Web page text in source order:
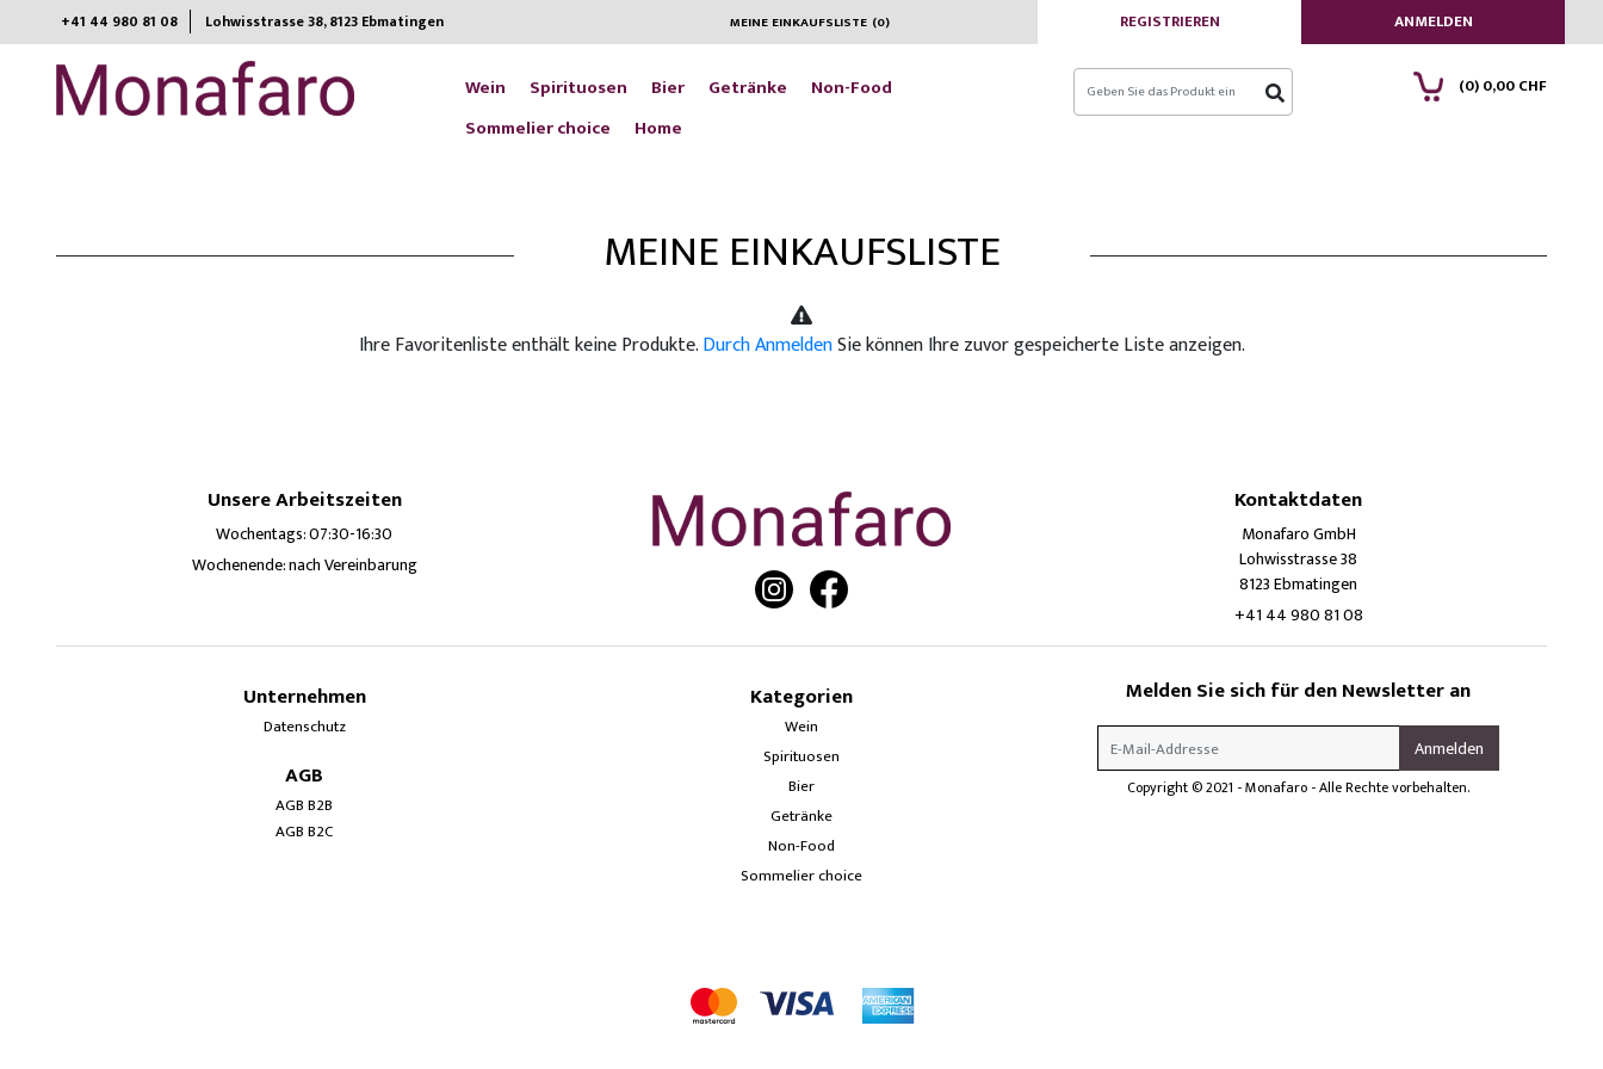
+41 44 980 81 08 Lohwisstrasse 38, 8123 Ebmatingen​ MEINE EINKAUFSLISTE (0) REGISTRIEREN ANMELDEN
Wein Spirituosen Bier Getränke
Non-Food
Sommelier choice
Home
(0)0,00 CHF
MEINE EINKAUFSLISTE
Ihre Favoritenliste enthält keine Produkte.Durch AnmeldenSie können Ihre zuvor gespeicherte Liste anzeigen.
Unsere Arbeitszeiten
Wochentags: 07:30-16:30
Wochenende: nach Vereinbarung
Kontaktdaten
Monafaro GmbH
Lohwisstrasse 38
8123 Ebmatingen
+41 44 980 81 08
Unternehmen
Datenschutz
AGB
AGB B2B
AGB B2C
Kategorien
Wein
Spirituosen
Bier
Getränke
Non-Food
Sommelier choice
Melden Sie sich für den Newsletter an
Copyright © 2021 - Monafaro - Alle Rechte vorbehalten.